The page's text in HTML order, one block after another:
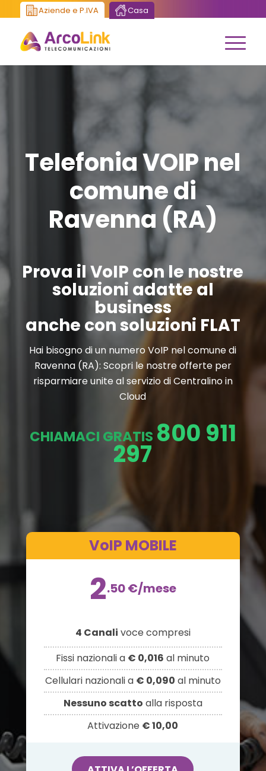
Aziende e P.IVA Casa
Telefonia VOIP nel
comune di
Ravenna (RA)
Prova il VoIP con le nostre
soluzioni adatte al
business
anche con soluzioni FLAT
Hai bisogno di un numero VoIP nel comune di
Ravenna (RA): Scopri le nostre offerte per
risparmiare unite al servizio di Centralino in
Cloud
CHIAMACI GRATIS 800 911
297
VoIP MOBILE
2.50€/mese
4 Canali voce compresi
Fissi nazionali a € 0,016 al minuto
Cellulari nazionali a € 0,090 al minuto
Nessuno scatto alla risposta
Attivazione € 10,00